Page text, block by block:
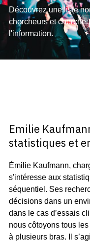
Découvrez une liste
chercheurs et
l'information.
Emilie
statistiques et
Émilie Kaufmann,
s'intéresse aux
séquentiel. Ses
décisions dans un
dans le cas d’essais
nous côtoyons tous
à plusieurs bras. Il